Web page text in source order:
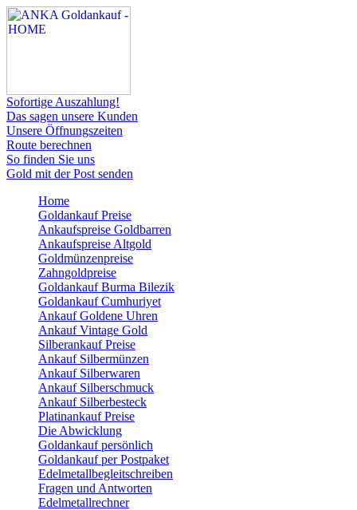
Sofortige Auszahlung!
Das sagen unsere Kunden
Unsere Öffnungszeiten
Route berechnen
So finden Sie uns
Gold mit der Post senden
Home
Goldankauf Preise
Ankaufspreise Goldbarren
Ankaufspreise Altgold
Goldmünzenpreise
Zahngoldpreise
Goldankauf Burma Bilezik
Goldankauf Cumhuriyet
Ankauf Goldene Uhren
Ankauf Vintage Gold
Silberankauf Preise
Ankauf Silbermünzen
Ankauf Silberwaren
Ankauf Silberschmuck
Ankauf Silberbesteck
Platinankauf Preise
Die Abwicklung
Goldankauf persönlich
Goldankauf per Postpaket
Edelmetallbegleitschreiben
Fragen und Antworten
Edelmetallrechner